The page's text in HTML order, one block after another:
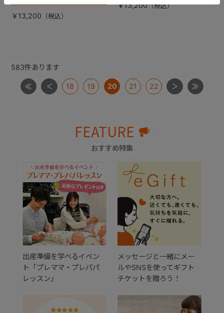
￥13,200
￥13,200
583件あります
18 19 20 21 22
FEATURE
おすすめ特集
出産準備を学べるイベン
ト「プレママ・プレパパ
レッスン」
メッセージと一緒にメー
ルやSNSを使ってギフト
チケットを贈ろう！